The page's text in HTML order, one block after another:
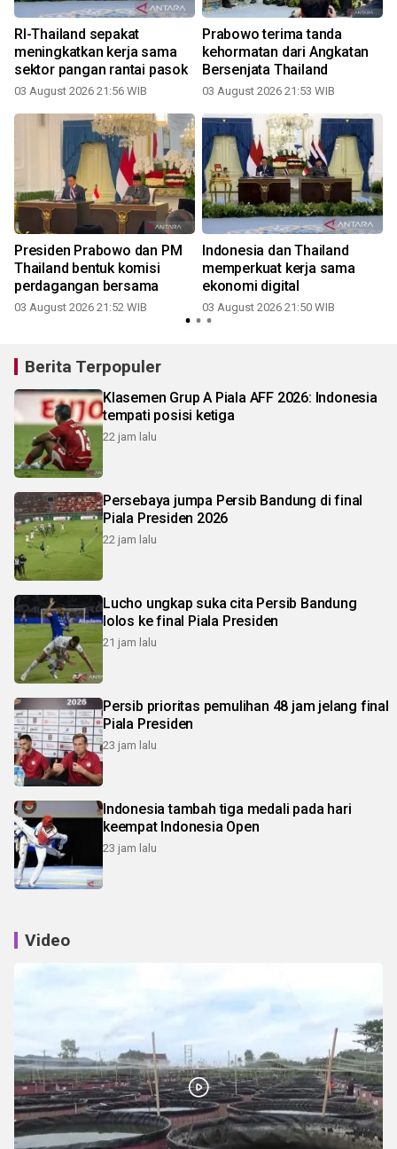
RI-Thailand sepakat
meningkatkan kerja sama
sektor pangan rantai pasok
03 August 2026 21:56 WIB
Prabowo terima tanda
kehormatan dari Angkatan
Bersenjata Thailand
03 August 2026 21:53 WIB
Presiden Prabowo dan PM
Thailand bentuk komisi
perdagangan bersama
03 August 2026 21:52 WIB
Indonesia dan Thailand
memperkuat kerja sama
ekonomi digital
03 August 2026 21:50 WIB
Berita Terpopuler
Klasemen Grup A Piala AFF 2026: Indonesia
tempati posisi ketiga
22 jam lalu
Persebaya jumpa Persib Bandung di final
Piala Presiden 2026
22 jam lalu
Lucho ungkap suka cita Persib Bandung
lolos ke final Piala Presiden
21 jam lalu
Persib prioritas pemulihan 48 jam jelang final
Piala Presiden
23 jam lalu
Indonesia tambah tiga medali pada hari
keempat Indonesia Open
23 jam lalu
Video